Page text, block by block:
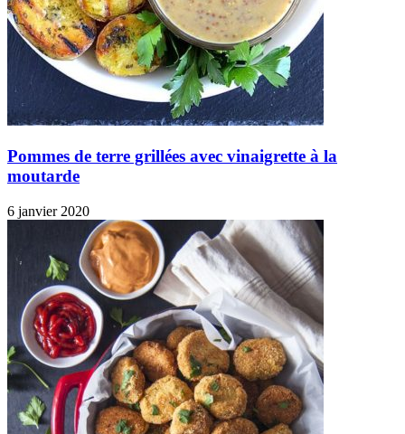
Pommes de terre grillées avec vinaigrette à la
moutarde
6 janvier 2020